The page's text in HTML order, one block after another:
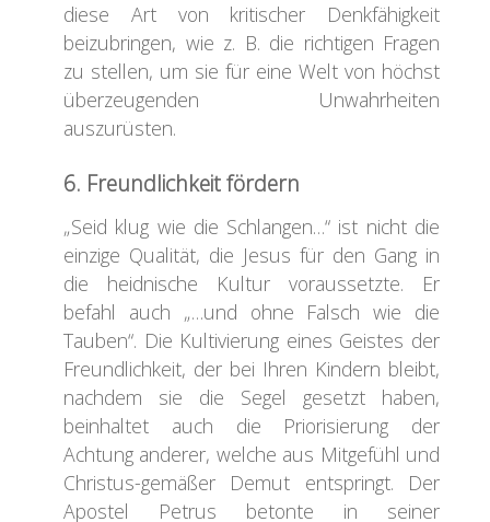
diese Art von kritischer Denkfähigkeit
beizubringen, wie z. B. die richtigen Fragen
zu stellen, um sie für eine Welt von höchst
überzeugenden Unwahrheiten
auszurüsten.
6. Freundlichkeit fördern
„Seid klug wie die Schlangen…“ ist nicht die
einzige Qualität, die Jesus für den Gang in
die heidnische Kultur voraussetzte. Er
befahl auch „…und ohne Falsch wie die
Tauben“. Die Kultivierung eines Geistes der
Freundlichkeit, der bei Ihren Kindern bleibt,
nachdem sie die Segel gesetzt haben,
beinhaltet auch die Priorisierung der
Achtung anderer, welche aus Mitgefühl und
Christus-gemäßer Demut entspringt. Der
Apostel Petrus betonte in seiner